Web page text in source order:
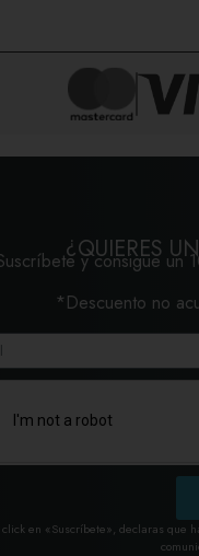
¿QUIERES
y consigue un
*Descuento no
en «Suscríbete», declaras que